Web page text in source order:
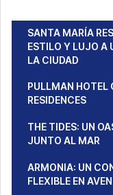
SANTA MARÍA
ESTILO Y LUJO A
LA CIUDAD
PULLMAN HOTEL
RESIDENCES
THE TIDES: UN
JUNTO AL MAR
ARMONIA: UN
FLEXIBLE EN